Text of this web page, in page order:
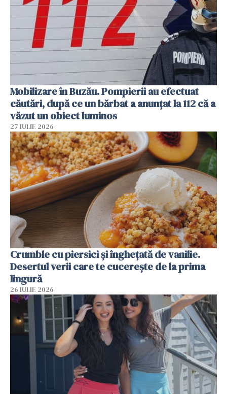
Mobilizare în Buzău. Pompierii au efectuat
căutări, după ce un bărbat a anunțat la 112 că a
văzut un obiect luminos
27 IULIE 2026
Crumble cu piersici și înghețată de vanilie.
Desertul verii care te cucerește de la prima
lingură
26 IULIE 2026